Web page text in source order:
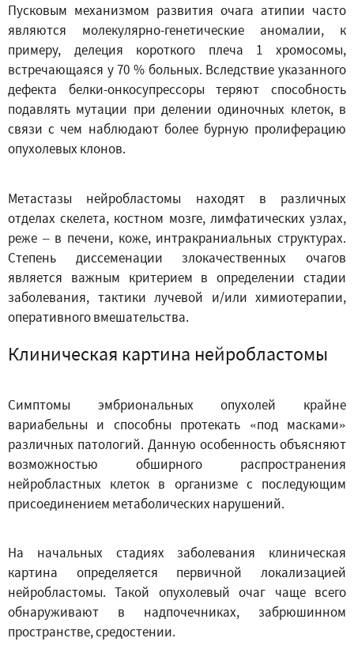
Пусковым механизмом развития очага атипии часто
являются молекулярно-генетические аномалии, к
примеру, делеция короткого плеча 1 хромосомы,
встречающаяся у 70 % больных. Вследствие указанного
дефекта белки-онкосупрессоры теряют способность
подавлять мутации при делении одиночных клеток, в
связи с чем наблюдают более бурную пролиферацию
опухолевых клонов.
Метастазы нейробластомы находят в различных
отделах скелета, костном мозге, лимфатических узлах,
реже – в печени, коже, интракраниальных структурах.
Степень диссеменации злокачественных очагов
является важным критерием в определении стадии
заболевания, тактики лучевой и/или химиотерапии,
оперативного вмешательства.
Клиническая картина нейробластомы
Симптомы эмбриональных опухолей крайне
вариабельны и способны протекать «под масками»
различных патологий. Данную особенность объясняют
возможностью обширного распространения
нейробластных клеток в организме с последующим
присоединением метаболических нарушений.
На начальных стадиях заболевания клиническая
картина определяется первичной локализацией
нейробластомы. Такой опухолевый очаг чаще всего
обнаруживают в надпочечниках, забрюшинном
пространстве, средостении.